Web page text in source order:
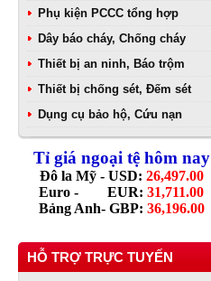
Phụ kiện PCCC tổng hợp
Dây báo cháy, Chống cháy
Thiết bị an ninh, Báo trộm
Thiết bị chống sét, Đếm sét
Dụng cụ bảo hộ, Cứu nạn
Tỉ giá ngoại tệ hôm nay
Đô la Mỹ - USD: 26,497.00
Euro - EUR: 31,711.00
Bảng Anh- GBP: 36,196.00
HỖ TRỢ TRỰC TUYẾN